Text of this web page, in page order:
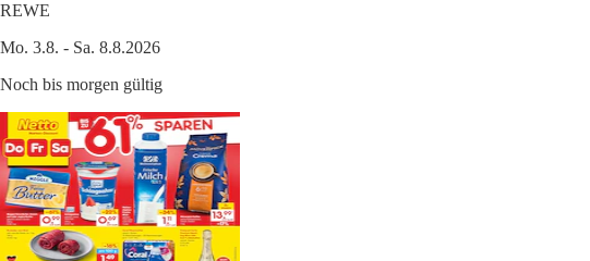
REWE
Mo. 3.8. - Sa. 8.8.2026
Noch bis morgen gültig